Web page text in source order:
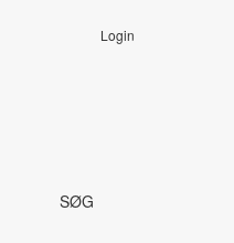
SØG
Login